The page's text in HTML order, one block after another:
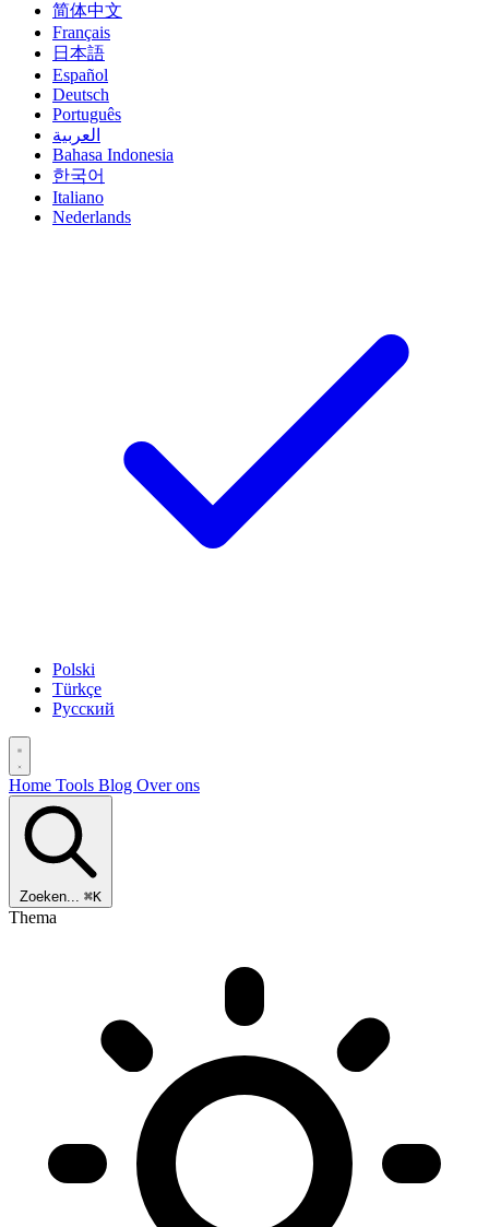
简体中文
Français
日本語
Español
Deutsch
Português
العربية
Bahasa Indonesia
한국어
Italiano
Nederlands
Polski
Türkçe
Русский
Home Tools Blog Over ons
Zoeken... ⌘K
Thema